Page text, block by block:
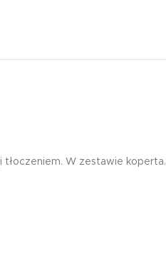
tłoczeniem. W zestawie koperta.